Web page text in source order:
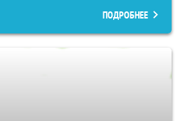
ПОДРОБНЕЕ